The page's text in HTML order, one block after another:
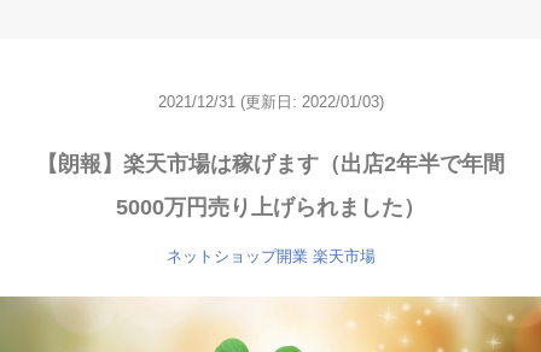
2021/12/31 (更新日: 2022/01/03)
【朗報】楽天市場は稼げます（出店2年半で年間
5000万円売り上げられました）
ネットショップ開業 楽天市場